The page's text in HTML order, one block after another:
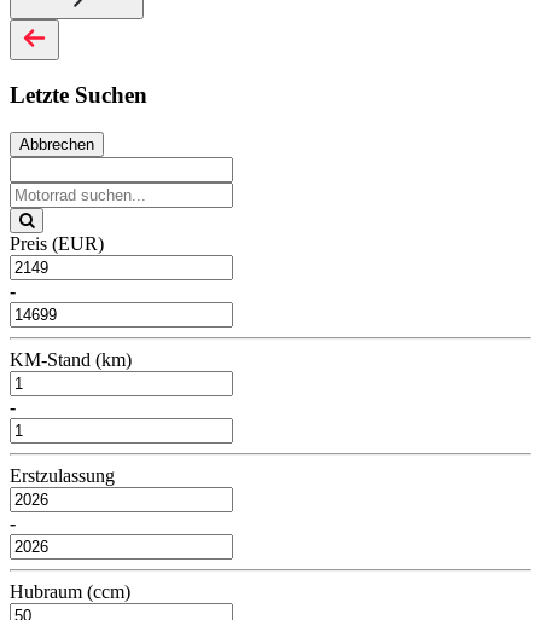
Letzte Suchen
Abbrechen
Preis (EUR)
-
KM-Stand (km)
-
Erstzulassung
-
Hubraum (ccm)